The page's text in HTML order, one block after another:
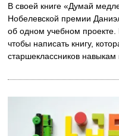
В своей книге «Думай
Нобелевской премии
об одном учебном проекте.
чтобы написать книгу,
старшеклассников